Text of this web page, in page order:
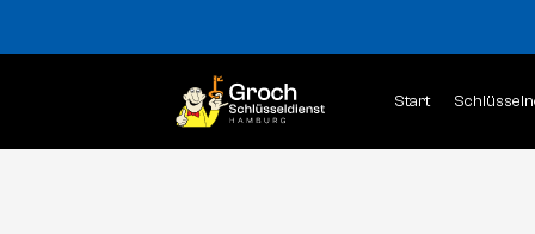
Start